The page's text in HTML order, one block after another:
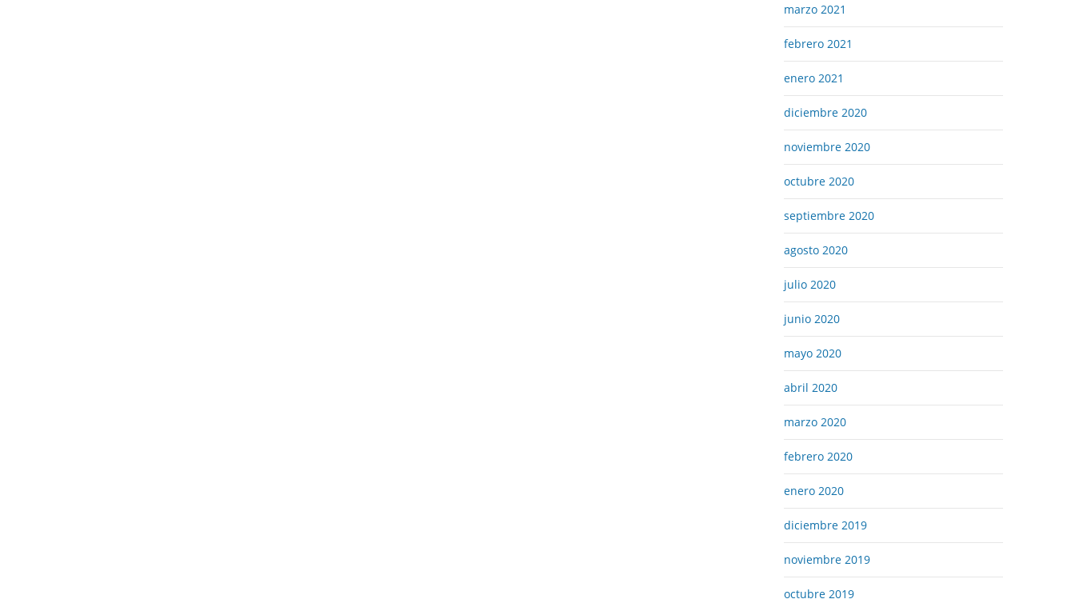
marzo 2021
febrero 2021
enero 2021
diciembre 2020
noviembre 2020
octubre 2020
septiembre 2020
agosto 2020
julio 2020
junio 2020
mayo 2020
abril 2020
marzo 2020
febrero 2020
enero 2020
diciembre 2019
noviembre 2019
octubre 2019